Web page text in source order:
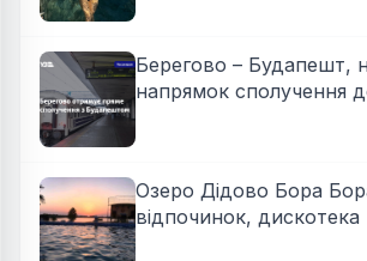
Берегово – Будапешт,
напрямок сполучення
Озеро Дідово Бора
відпочинок, дискотека